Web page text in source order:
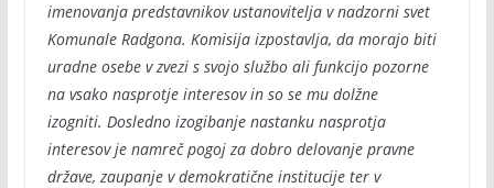
imenovanja predstavnikov ustanovitelja v nadzorni svet
Komunale Radgona. Komisija izpostavlja, da morajo biti
uradne osebe v zvezi s svojo službo ali funkcijo pozorne
na vsako nasprotje interesov in so se mu dolžne
izogniti. Dosledno izogibanje nastanku nasprotja
interesov je namreč pogoj za dobro delovanje pravne
države, zaupanje v demokratične institucije ter v